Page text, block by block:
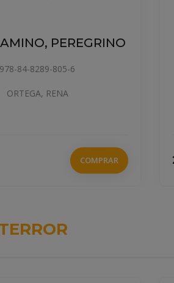
PEREGRINO
978-84-8289-805-6
ORTEGA, RENA
COMPRAR